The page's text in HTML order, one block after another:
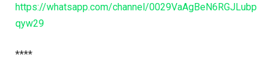
https://whatsapp.com/channel/0029VaAgBeN6RGJLubp
qyw29
****